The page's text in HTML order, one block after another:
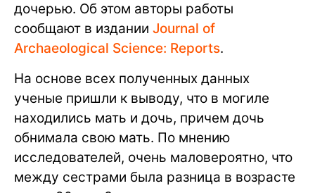
дочерью. Об этом авторы работы
сообщают в издании Journal of
Archaeological Science: Reports.
На основе всех полученных данных
ученые пришли к выводу, что в могиле
находились мать и дочь, причем дочь
обнимала свою мать. По мнению
исследователей, очень маловероятно, что
между сестрами была разница в возрасте